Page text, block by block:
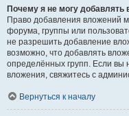
Почему я не могу добавлять
Право добавления вложений
форума, группы или
не разрешить добавление
возможно, что добавлять
определённых групп. Если вы
вложения, свяжитесь с
Вернуться к началу